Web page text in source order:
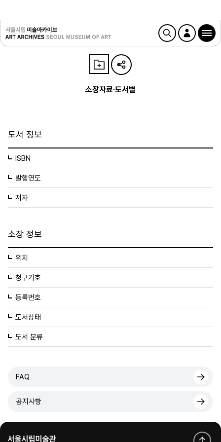
소장자료·도서별
도서 정보
ISBN
발행연도
저자
소장 정보
위치
청구기호
등록번호
도서상태
도서 분류
FAQ
공지사항